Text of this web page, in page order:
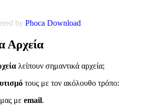
by Phoca Download
Αρχεία
λείπουν σημαντικά αρχεία;
τους με τον ακόλουθο τρόπο:
με email.